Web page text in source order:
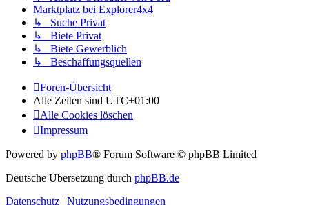
Marktplatz bei Explorer4x4
↳ Suche Privat
↳ Biete Privat
↳ Biete Gewerblich
↳ Beschaffungsquellen
Foren-Übersicht
Alle Zeiten sind UTC+01:00
Alle Cookies löschen
Impressum
Powered by phpBB® Forum Software © phpBB Limited
Deutsche Übersetzung durch phpBB.de
Datenschutz | Nutzungsbedingungen